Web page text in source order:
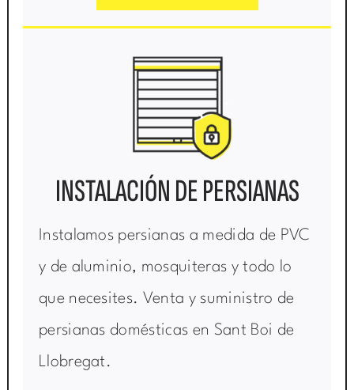
INSTALACIÓN DE PERSIANAS
Instalamos persianas a medida de PVC
y de aluminio, mosquiteras y todo lo
que necesites. Venta y suministro de
persianas domésticas en Sant Boi de
Llobregat.